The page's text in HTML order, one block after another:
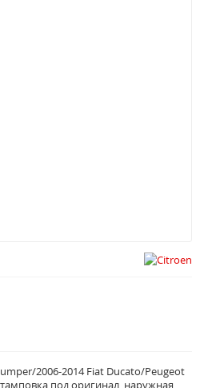
2006-2014 Fiat Ducato/Peugeot
под оригинал, наружная